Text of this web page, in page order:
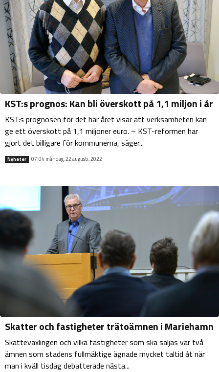
KST:s prognos: Kan bli överskott på 1,1 miljon i år
KST:s prognosen för det här året visar att verksamheten kan
ge ett överskott på 1,1 miljoner euro. – KST-reformen har
gjort det billigare för kommunerna, säger...
Nyheter 07:04 måndag, 22 augusti, 2022
Skatter och fastigheter trätoämnen i Mariehamn
Skatteväxlingen och vilka fastigheter som ska säljas var två
ämnen som stadens fullmäktige ägnade mycket taltid åt när
man i kväll tisdag debatterade nästa...